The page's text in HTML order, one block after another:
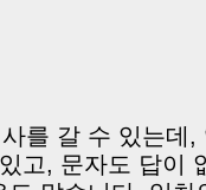
를 갈 수 있는데
고, 문자도 답이